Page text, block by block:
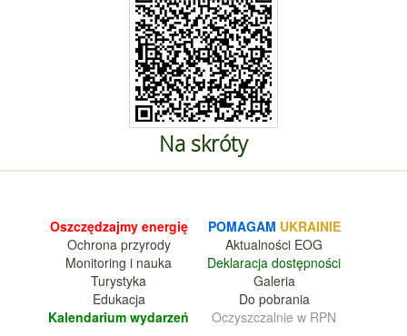
Na skróty
Oszczędzajmy energię
Ochrona przyrody
Monitoring i nauka
Turystyka
Edukacja
Kalendarium wydarzeń
POMAGAM UKRAINIE
Aktualności EOG
Deklaracja dostępności
Galeria
Do pobrania
Oczyszczalnie w RPN